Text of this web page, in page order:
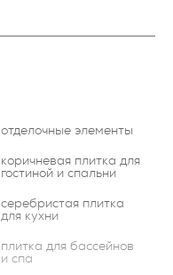
отделочные элементы
коричневая плитка для
гостиной и спальни
серебристая плитка
для кухни
плитка для бассейнов
и спа